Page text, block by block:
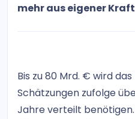
mehr aus eigener
Bis zu 80 Mrd. € wird
Schätzungen zufolge
Jahre verteilt